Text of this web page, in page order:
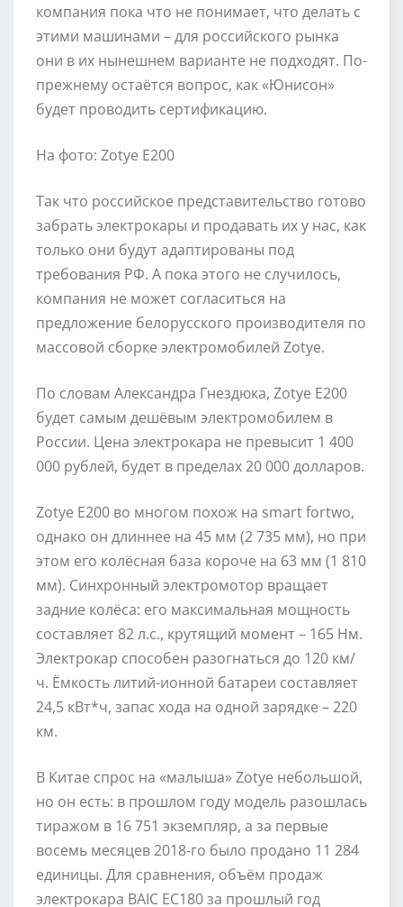
компания пока что не понимает, что делать с
этими машинами – для российского рынка
они в их нынешнем варианте не подходят. По-
прежнему остаётся вопрос, как «Юнисон»
будет проводить сертификацию.
На фото: Zotye E200
Так что российское представительство готово
забрать электрокары и продавать их у нас, как
только они будут адаптированы под
требования РФ. А пока этого не случилось,
компания не может согласиться на
предложение белорусского производителя по
массовой сборке электромобилей Zotye.
По словам Александра Гнездюка, Zotye E200
будет самым дешёвым электромобилем в
России. Цена электрокара не превысит 1 400
000 рублей, будет в пределах 20 000 долларов.
Zotye E200 во многом похож на smart fortwo,
однако он длиннее на 45 мм (2 735 мм), но при
этом его колёсная база короче на 63 мм (1 810
мм). Синхронный электромотор вращает
задние колёса: его максимальная мощность
составляет 82 л.с., крутящий момент – 165 Нм.
Электрокар способен разогнаться до 120 км/
ч. Ёмкость литий-ионной батареи составляет
24,5 кВт*ч, запас хода на одной зарядке – 220
км.
В Китае спрос на «малыша» Zotye небольшой,
но он есть: в прошлом году модель разошлась
тиражом в 16 751 экземпляр, а за первые
восемь месяцев 2018-го было продано 11 284
единицы. Для сравнения, объём продаж
электрокара BAIC EC180 за прошлый год